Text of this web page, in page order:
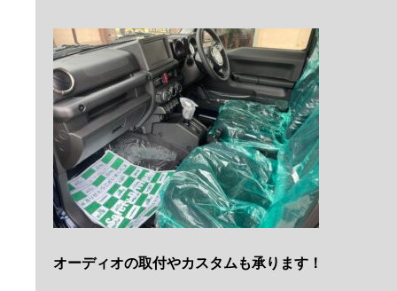
オーディオの取付やカスタムも承ります！